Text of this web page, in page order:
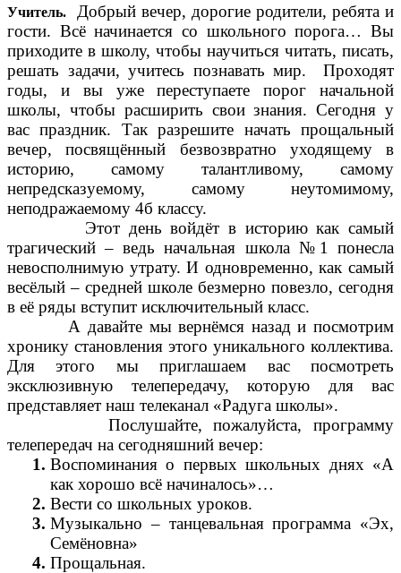
Учитель.
Добрый вечер, дорогие родители, ребята и
гости. Всё начинается со школьного порога… Вы
приходите в школу, чтобы научиться читать, писать,
решать задачи, учитесь познавать мир. Проходят
годы, и вы уже переступаете порог начальной
школы, чтобы расширить свои знания. Сегодня у
вас праздник. Так разрешите начать прощальный
вечер, посвящённый безвозвратно уходящему в
историю, самому талантливому, самому
непредсказуемому, самому неутомимому,
неподражаемому 4б классу.
Этот день войдёт в историю как самый
трагический – ведь начальная школа №1 понесла
невосполнимую утрату. И одновременно, как самый
весёлый – средней школе безмерно повезло, сегодня
в её ряды вступит исключительный класс.
А давайте мы вернёмся назад и посмотрим
хронику становления этого уникального коллектива.
Для этого мы приглашаем вас посмотреть
эксклюзивную телепередачу, которую для вас
представляет наш телеканал «Радуга школы».
Послушайте, пожалуйста, программу
телепередач на сегодняшний вечер:
Воспоминания о первых школьных днях «А
как хорошо всё начиналось»…
Вести со школьных уроков.
Музыкально – танцевальная программа «Эх,
Семёновна»
Прощальная.